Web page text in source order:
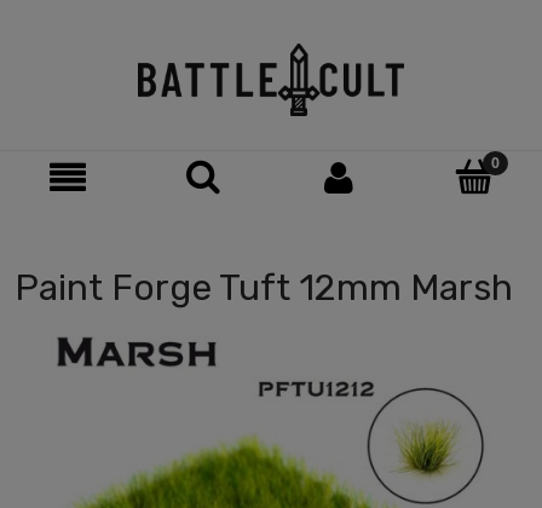
Paint Forge Tuft 12mm Marsh